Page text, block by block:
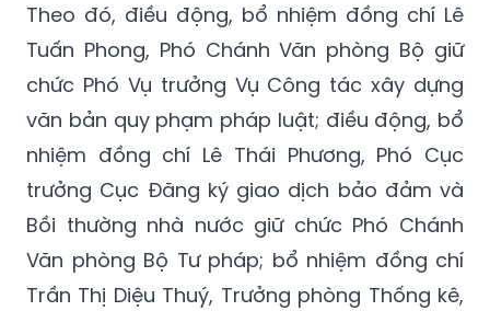
Theo đó, điều động, bổ nhiệm đồng chí Lê
Tuấn Phong, Phó Chánh Văn phòng Bộ giữ
chức Phó Vụ trưởng Vụ Công tác xây dựng
văn bản quy phạm pháp luật; điều động, bổ
nhiệm đồng chí Lê Thái Phương, Phó Cục
trưởng Cục Đăng ký giao dịch bảo đảm và
Bồi thường nhà nước giữ chức Phó Chánh
Văn phòng Bộ Tư pháp; bổ nhiệm đồng chí
Trần Thị Diệu Thuý, Trưởng phòng Thống kê,